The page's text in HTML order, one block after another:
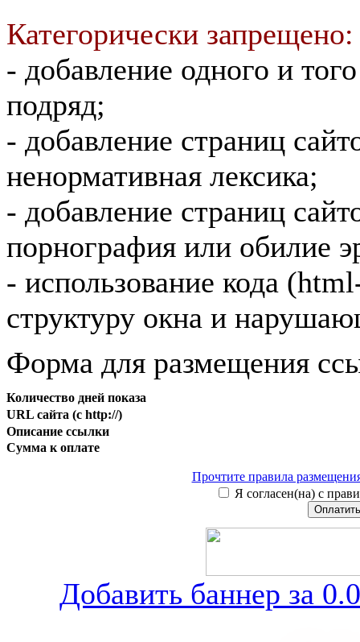
Категорически запрещено:
- добавление одного и
подряд;
- добавление страниц
ненормативная лексика;
- добавление страниц
порнография или обилие
- использование кода
структуру окна и
Форма для размещения
Количество дней показа
URL сайта (с http://)
Описание ссылки
Сумма к оплате
Прочтите правила
Я согласен(на) с
Добавить баннер за